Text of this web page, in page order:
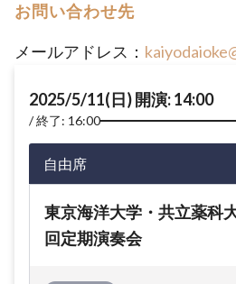
お問い合わせ先
メールアドレス：
2025/5/11(日) 開演: 14:00
終了: 16:00
自由席
東京海洋大学・共立薬科
回定期演奏会